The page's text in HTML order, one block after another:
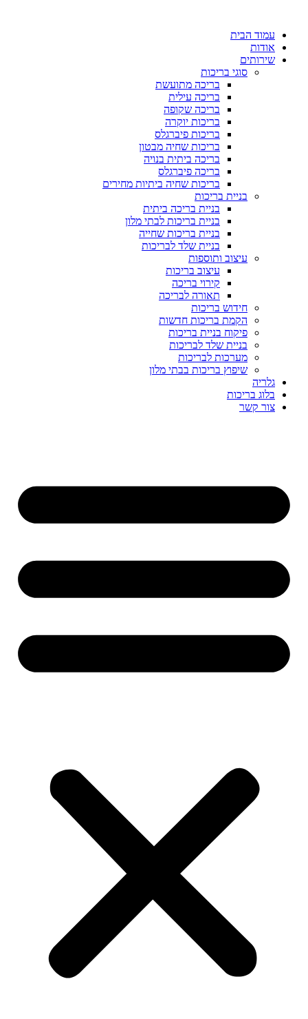
עמוד הבית
אודות
שירותים
סוגי בריכות
בריכה מתועשת
בריכה עילית
בריכה שקופה
בריכות יוקרה
בריכות פיברגלס
בריכות שחיה מבטון
בריכה ביתית בנויה
בריכה פיברגלס
בריכות שחיה ביתיות מחירים
בניית בריכות
בניית בריכה ביתית
בניית בריכות לבתי מלון
בניית בריכות שחייה
בניית שלד לבריכות
עיצוב ותוספות
עיצוב בריכות
קירוי בריכה
תאורה לבריכה
חידוש בריכות
הקמת בריכות חדשות
פיקוח בניית בריכות
בניית שלד לבריכות
מערכות לבריכות
שיפוץ בריכות בבתי מלון
גלריה
בלוג בריכות
צור קשר